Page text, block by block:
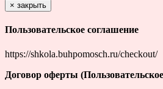
× закрыть
Пользовательское соглашение
https://shkola.buhpomosch.ru/checkout/
Договор оферты